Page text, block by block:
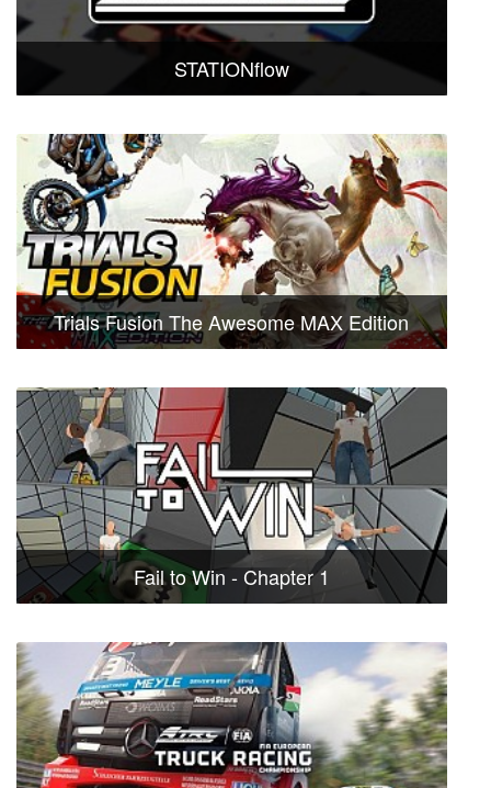
STATIONflow
Trials Fusion The Awesome MAX Edition
Fail to Win - Chapter 1